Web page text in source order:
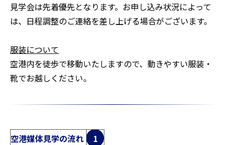
見学会は先着優先となります。お申し込み状況によって
は、日程調整のご連絡を差し上げる場合がございます。
服装について
空港内を徒歩で移動いたしますので、動きやすい服装・
靴でお越しください。
空港媒体見学の流れ 1